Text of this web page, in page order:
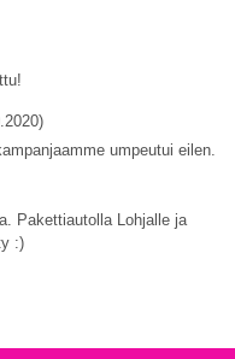
umpeutui eilen.
Pakettiautolla Lohjalle ja
:)